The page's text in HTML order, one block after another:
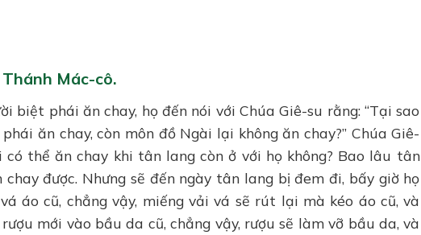
Mác-cô.
biệt phái ăn chay, họ đến nói với Chúa Giê-su rằng: “Tại sao
ăn chay, còn môn đồ Ngài lại không ăn chay?” Chúa Giê-
có thể ăn chay khi tân lang còn ở với họ không? Bao lâu tân
được. Nhưng sẽ đến ngày tân lang bị đem đi, bấy giờ họ
áo cũ, chẳng vậy, miếng vải vá sẽ rút lại mà kéo áo cũ, và
mới vào bầu da cũ, chẳng vậy, rượu sẽ làm vỡ bầu da, và